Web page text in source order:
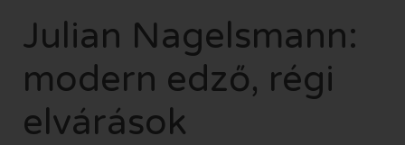
Julian Nagelsmann:
modern edző, régi
elvárások